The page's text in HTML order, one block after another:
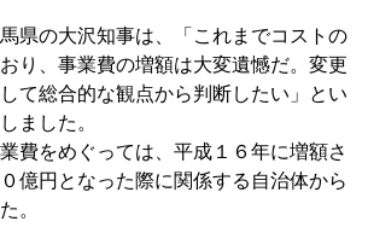
県の大沢知事は、「これまでコストの
り、事業費の増額は大変遺憾だ。変更
て総合的な観点から判断したい」とい
ました。
費をめぐっては、平成１６年に増額さ
億円となった際に関係する自治体から
。